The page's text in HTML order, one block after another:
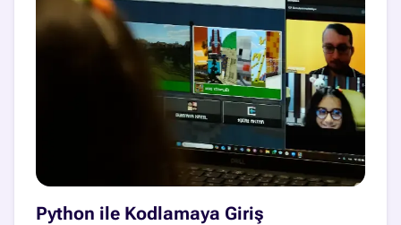
Python ile Kodlamaya Giriş